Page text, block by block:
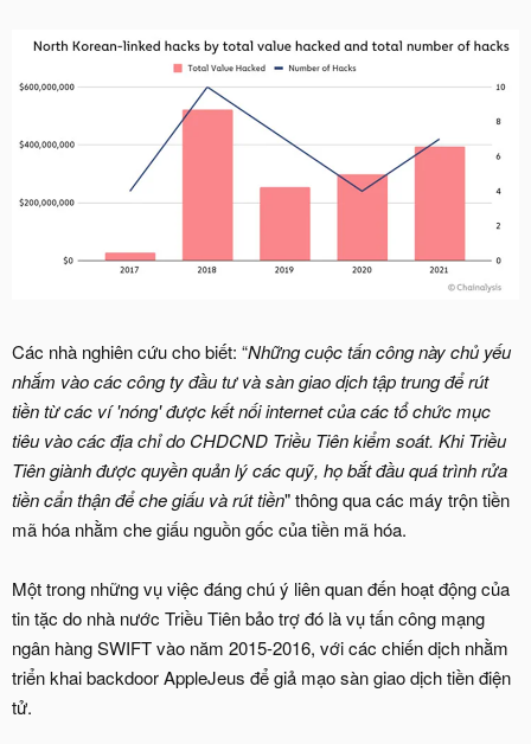
Các nhà nghiên cứu cho biết: “Những cuộc tấn công này chủ yếu
nhắm vào các công ty đầu tư và sàn giao dịch tập trung để rút
tiền từ các ví 'nóng' được kết nối internet của các tổ chức mục
tiêu vào các địa chỉ do CHDCND Triều Tiên kiểm soát. Khi Triều
Tiên giành được quyền quản lý các quỹ, họ bắt đầu quá trình rửa
tiền cẩn thận để che giấu và rút tiền" thông qua các máy trộn tiền
mã hóa nhằm che giấu nguồn gốc của tiền mã hóa.
Một trong những vụ việc đáng chú ý liên quan đến hoạt động của
tin tặc do nhà nước Triều Tiên bảo trợ đó là vụ tấn công mạng
ngân hàng SWIFT vào năm 2015-2016, với các chiến dịch nhằm
triển khai backdoor AppleJeus để giả mạo sàn giao dịch tiền điện
tử.